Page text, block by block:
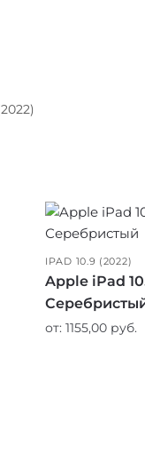
IPAD 10.9 (2022)
Apple iPad
от: 1155,00 руб.